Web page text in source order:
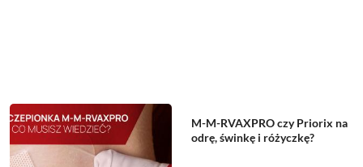
M-M-RVAXPRO czy Priorix na
odrę, świnkę i różyczkę?